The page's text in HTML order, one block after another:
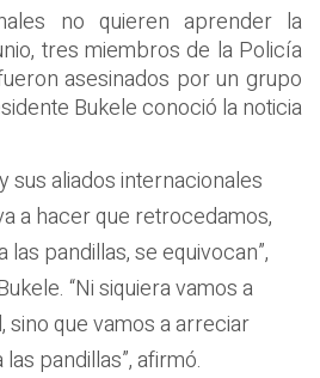
no quieren aprender la
tres miembros de la Policía
asesinados por un grupo
Bukele conoció la noticia
sus aliados internacionales
a hacer que retrocedamos,
pandillas, se equivocan”,
“Ni siquiera vamos a
sino que vamos a arreciar
pandillas”, afirmó.